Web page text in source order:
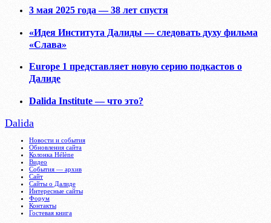
3 мая 2025 года — 38 лет спустя
«Идея Института Далиды — следовать духу фильма
«Слава»
Europe 1 представляет новую серию подкастов о
Далиде
Dalida Institute — что это?
Dalida
Новости и события
Обновления сайта
Колонка Hélène
Видео
События — архив
Сайт
Сайты о Далиде
Интересные сайты
Форум
Контакты
Гостевая книга